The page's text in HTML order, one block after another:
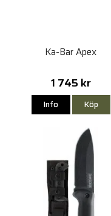
Ka-Bar Apex
1 745 kr
Info Köp